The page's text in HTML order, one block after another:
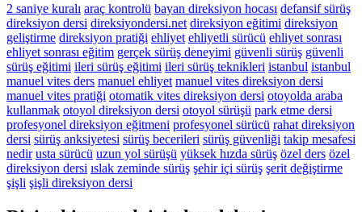
2 saniye kuralı araç kontrolü bayan direksiyon hocası defansif sürüş
direksiyon dersi direksiyondersi.net direksiyon eğitimi direksiyon
geliştirme direksiyon pratiği ehliyet ehliyetli sürücü ehliyet sonrası
ehliyet sonrası eğitim gerçek sürüş deneyimi güvenli sürüş güvenli
sürüş eğitimi ileri sürüş eğitimi ileri sürüş teknikleri istanbul istanbul
manuel vites ders manuel ehliyet manuel vites direksiyon dersi
manuel vites pratiği otomatik vites direksiyon dersi otoyolda araba
kullanmak otoyol direksiyon dersi otoyol sürüşü park etme dersi
profesyonel direksiyon eğitmeni profesyonel sürücü rahat direksiyon
dersi sürüş anksiyetesi sürüş becerileri sürüş güvenliği takip mesafesi
nedir usta sürücü uzun yol sürüşü yüksek hızda sürüş özel ders özel
direksiyon dersi ıslak zeminde sürüş şehir içi sürüş şerit değiştirme
şişli şişli direksiyon dersi